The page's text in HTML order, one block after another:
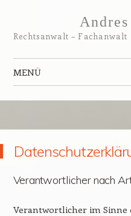
Andres
Rechtsanwalt – Fachanwalt
MENÜ
Verantwortlicher nach
Verantwortlicher im Sinne